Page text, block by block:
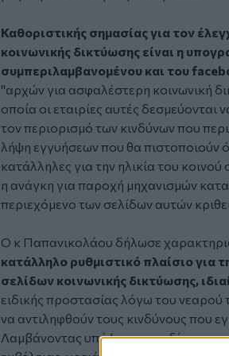
Καθοριστικής σημασίας για τον
κοινωνικής δικτύωσης είναι η
συμπεριλαμβανομένου και του
"αρχών για ασφαλέστερη κοινωνική
οποία οι εταιρίες αυτές
τον περιορισμό των κινδύνων που
λήψη εγγυήσεων που θα πιστοποιούν
κατάλληλες για την ηλικία του
η ανάγκη για παροχή μηχανισμών
περιεχόμενο των σελίδων αυτών
Ο κ Παπανικολάου δήλωσε
κατάλληλο ρυθμιστικό πλαίσιο
σελίδων κοινωνικής δικτύωσης,
ειδικής προστασίας λόγω του νεαρού
να αντιληφθούν τους κινδύνους που
Λαμβάνοντας υπόψη πως τα δίκτυα